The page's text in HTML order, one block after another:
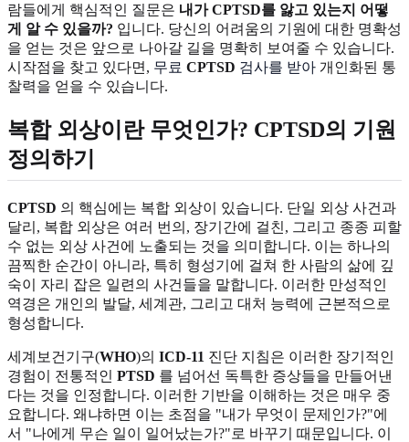
람들에게 핵심적인 질문은 내가 CPTSD를 앓고 있는지 어떻
게 알 수 있을까? 입니다. 당신의 어려움의 기원에 대한 명확성
을 얻는 것은 앞으로 나아갈 길을 명확히 보여줄 수 있습니다.
시작점을 찾고 있다면, 무료 CPTSD 검사를 받아 개인화된 통
찰력을 얻을 수 있습니다.
복합 외상이란 무엇인가? CPTSD의 기원
정의하기
CPTSD 의 핵심에는 복합 외상이 있습니다. 단일 외상 사건과
달리, 복합 외상은 여러 번의, 장기간에 걸친, 그리고 종종 피할
수 없는 외상 사건에 노출되는 것을 의미합니다. 이는 하나의
끔찍한 순간이 아니라, 특히 형성기에 걸쳐 한 사람의 삶에 깊
숙이 자리 잡은 일련의 사건들을 말합니다. 이러한 만성적인
역경은 개인의 발달, 세계관, 그리고 대처 능력에 근본적으로
형성합니다.
세계보건기구(WHO)의 ICD-11 진단 지침은 이러한 장기적인
경험이 전통적인 PTSD 를 넘어선 독특한 증상들을 만들어낸
다는 것을 인정합니다. 이러한 기반을 이해하는 것은 매우 중
요합니다. 왜냐하면 이는 초점을 "내가 무엇이 문제인가?"에
서 "나에게 무슨 일이 일어났는가?"로 바꾸기 때문입니다. 이